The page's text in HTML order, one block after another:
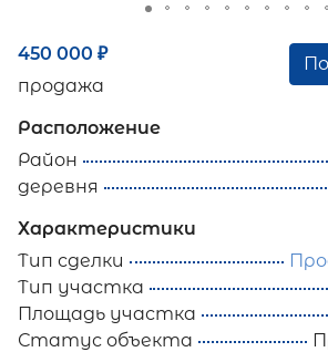
450 000 ₽
продажа
Расположение
Район
деревня
Характеристики
Тип сделки
Тип участка
Площадь участка
Статус объекта